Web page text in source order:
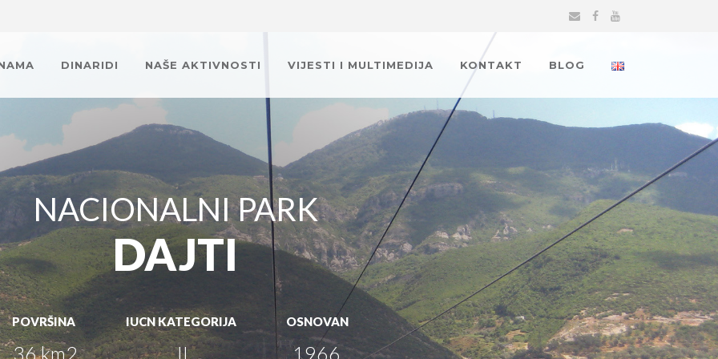
DINARIDI NAŠE AKTIVNOSTI VIJESTI I MULTIMEDIJA KONTAKT BLOG
IUCN KATEGORIJA
POVRŠINA
36 km2 II 1966.
OSNOVAN
DAJTI
NACIONALNI PARK